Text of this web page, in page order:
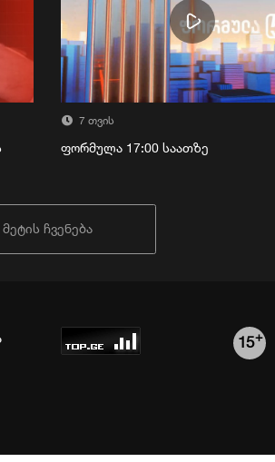
7 თვის
ფორმულა 17:00 საათზე
მეტის ჩვენება
15+